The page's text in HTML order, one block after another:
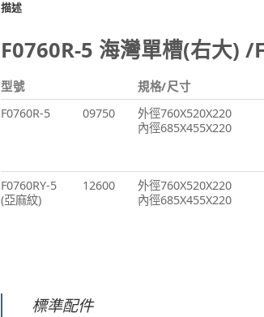
描述
F0760R-5 海灣單槽(右大)
型號 規格/尺寸
F0760R-5
09750
外徑760X520X220
內徑685X455X220
F0760RY-5
(亞麻紋)
12600
外徑760X520X220
內徑685X455X220
標準配件